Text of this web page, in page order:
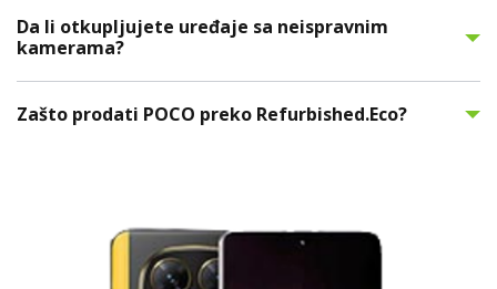
Da li otkupljujete uređaje sa neispravnim
kamerama?
Zašto prodati POCO preko Refurbished.Eco?